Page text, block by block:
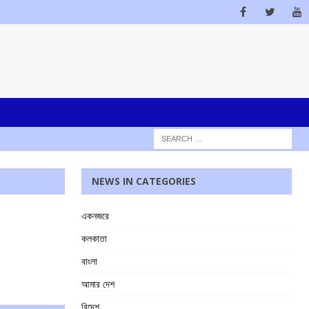
NEWS IN CATEGORIES
একনজরে
কলকাতা
বাংলা
আমার দেশ